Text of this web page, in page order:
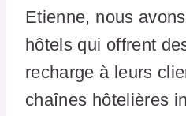
Etienne, nous
hôtels qui offrent
recharge à leurs
chaînes hôtelières